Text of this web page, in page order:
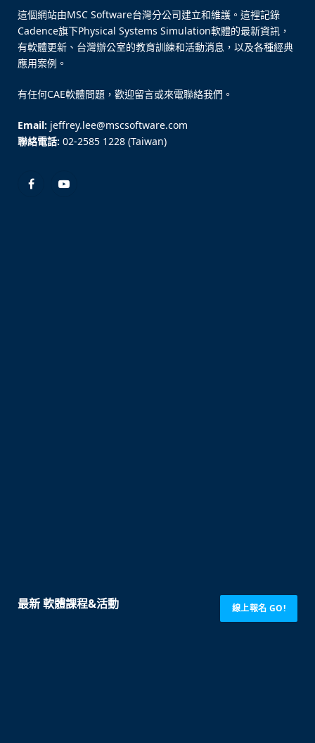
這個網站由MSC Software台灣分公司建立和維護。這裡記錄
Cadence旗下Physical Systems Simulation軟體的最新資訊，
有軟體更新、台灣辦公室的教育訓練和活動消息，以及各種經典
應用案例。
有任何CAE軟體問題，歡迎留言或來電聯絡我們。
Email: jeffrey.lee@mscsoftware.com
聯絡電話: 02-2585 1228 (Taiwan)
FacebookYouTube
最新 軟體課程&活動 線上報名 GO!